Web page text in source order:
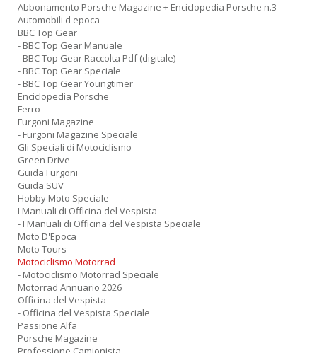
Abbonamento Porsche Magazine + Enciclopedia Porsche n.3
Automobili d epoca
BBC Top Gear
- BBC Top Gear Manuale
- BBC Top Gear Raccolta Pdf (digitale)
- BBC Top Gear Speciale
- BBC Top Gear Youngtimer
Enciclopedia Porsche
Ferro
Furgoni Magazine
- Furgoni Magazine Speciale
Gli Speciali di Motociclismo
Green Drive
Guida Furgoni
Guida SUV
Hobby Moto Speciale
I Manuali di Officina del Vespista
- I Manuali di Officina del Vespista Speciale
Moto D'Epoca
Moto Tours
Motociclismo Motorrad
- Motociclismo Motorrad Speciale
Motorrad Annuario 2026
Officina del Vespista
- Officina del Vespista Speciale
Passione Alfa
Porsche Magazine